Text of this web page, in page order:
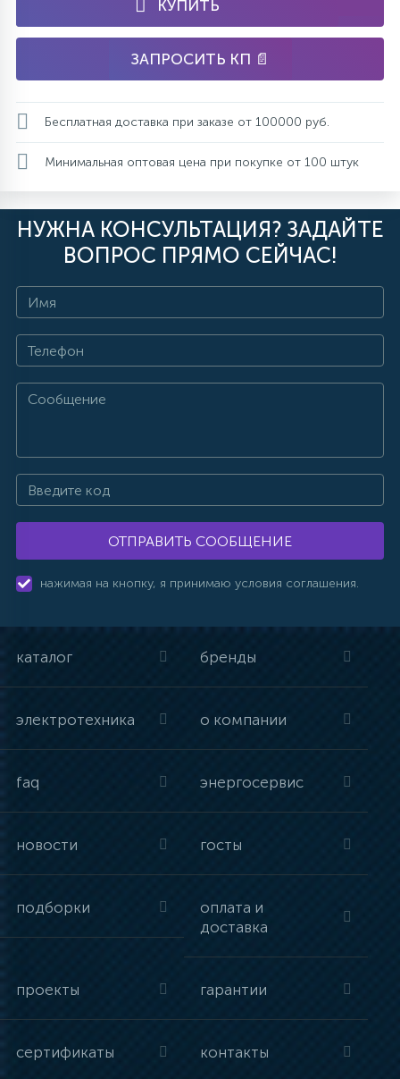
КУПИТЬ
ЗАПРОСИТЬ КП 📄
Бесплатная доставка при заказе от 100000 руб.
Минимальная оптовая цена при покупке от 100 штук
НУЖНА КОНСУЛЬТАЦИЯ? ЗАДАЙТЕ
ВОПРОС ПРЯМО СЕЙЧАС!
ОТПРАВИТЬ СООБЩЕНИЕ
нажимая на кнопку, я принимаю условия соглашения.
каталог бренды
электротехника о компании
faq энергосервис
новости госты
подборки
оплата и
доставка
проекты гарантии
сертификаты контакты